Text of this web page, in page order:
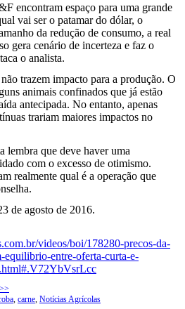
encontram espaço para uma grande
vai ser o patamar do dólar, o
da redução de consumo, a real
gera cenário de incerteza e faz o
o analista.
trazem impacto para a produção. O
animais confinados que já estão
antecipada. No entanto, apenas
trariam maiores impactos no
lembra que deve haver uma
com o excesso de otimismo.
realmente qual é a operação que
de agosto de 2016.
videos/boi/178280-precos-da-
equilibrio-entre-oferta-curta-e-
, carne, Notícias Agrícolas